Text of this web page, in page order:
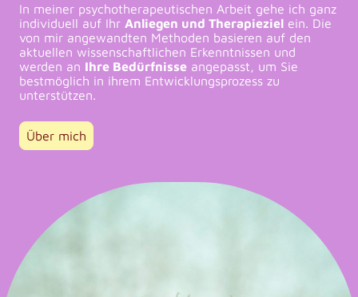
In meiner psychotherapeutischen Arbeit gehe ich ganz
individuell auf Ihr Anliegen und Therapieziel ein. Die
von mir angewandten Methoden basieren auf den
aktuellen wissenschaftlichen Erkenntnissen und
werden an Ihre Bedürfnisse angepasst, um Sie
bestmöglich in ihrem Entwicklungsprozess zu
unterstützen.
Über mich